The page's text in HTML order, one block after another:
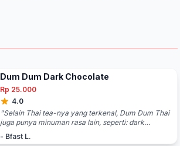
Dum Dum Dark Chocolate
Rp 25.000
4.0
"Selain Thai tea-nya yang terkenal, Dum Dum Thai
juga punya minuman rasa lain, seperti: dark
chocolate, coffee, green tea, black tea. Minuman
dark chocolate-nya juga enak banget. Worth to try."
- Bfast L.